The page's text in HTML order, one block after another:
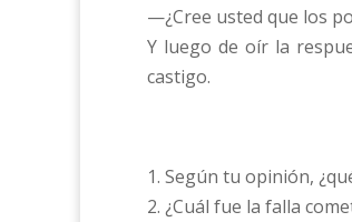
—¿Cree usted que los
Y luego de oír la
castigo.
1. Según tu opinión,
2. ¿Cuál fue la falla